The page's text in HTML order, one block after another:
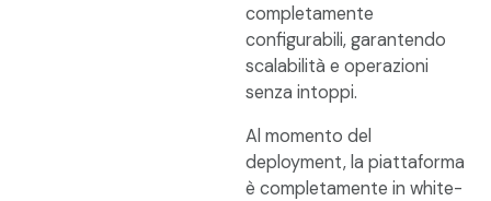
completamente
configurabili, garantendo
scalabilità e operazioni
senza intoppi.
Al momento del
deployment, la piattaforma
è completamente in white-